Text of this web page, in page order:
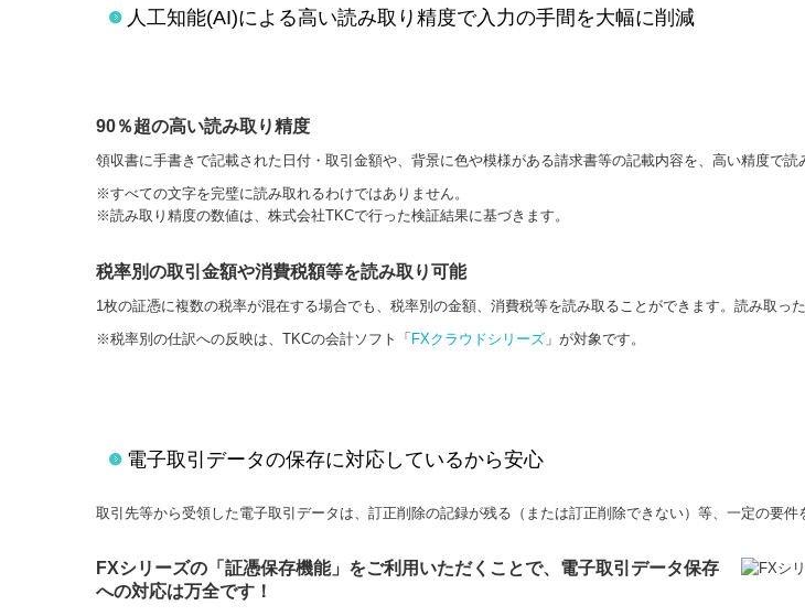
人工知能(AI)による高い読み取り精度で入力の手間を大幅に削減
90％超の高い読み取り精度
領収書に手書きで記載された日付・取引金額や、背景に色や模様がある請求書等の記載内容を、高い精度で
※すべての⽂字を完璧に読み取れるわけではありません。
※読み取り精度の数値は、株式会社TKCで⾏った検証結果に基づきます。
税率別の取引金額や消費税額等を読み取り可能
1枚の証憑に複数の税率が混在する場合でも、税率別の金額、消費税等を読み取ることができます。読み取っ
※税率別の仕訳への反映は、TKCの会計ソフト「 FXクラウドシリーズ 」が対象です。
電子取引データの保存に対応しているから安心
取引先等から受領した電子取引データは、訂正削除の記録が残る（または訂正削除できない）等、一定の要件
FXシリーズの「証憑保存機能」をご利用いただくことで、電子取引データ保存
への対応は万全です！